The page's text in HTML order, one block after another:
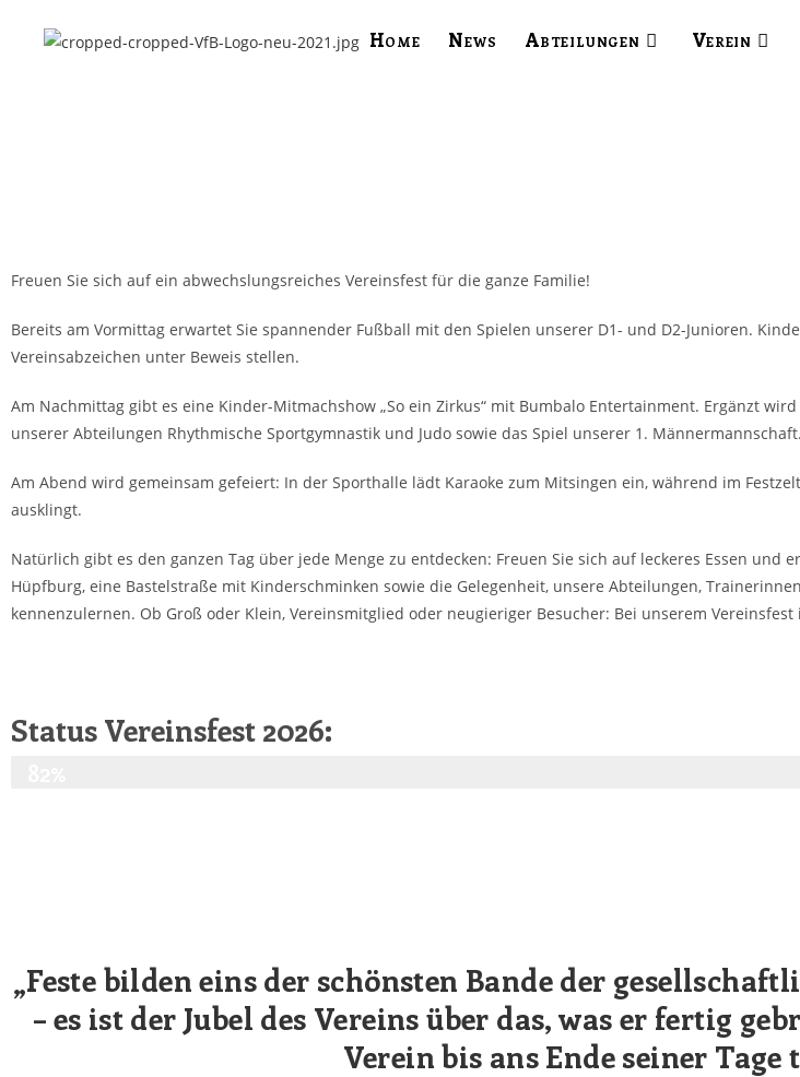
Home News Abteilungen Verein
Freuen Sie sich auf ein abwechslungsreiches Vereinsfest für die ganze Familie!
Bereits am Vormittag erwartet Sie spannender Fußball mit den Spielen unserer D1- und D2-Junioren.
Vereinsabzeichen unter Beweis stellen.
Am Nachmittag gibt es eine Kinder-Mitmachshow „So ein Zirkus“ mit Bumbalo Entertainment. Ergänzt
unserer Abteilungen Rhythmische Sportgymnastik und Judo sowie das Spiel unserer 1. Männermannschaft.
Am Abend wird gemeinsam gefeiert: In der Sporthalle lädt Karaoke zum Mitsingen ein, während im
ausklingt.
Natürlich gibt es den ganzen Tag über jede Menge zu entdecken: Freuen Sie sich auf leckeres Essen und
Hüpfburg, eine Bastelstraße mit Kinderschminken sowie die Gelegenheit, unsere Abteilungen,
kennenzulernen. Ob Groß oder Klein, Vereinsmitglied oder neugieriger Besucher: Bei unserem
Status Vereinsfest 2026:
„Feste bilden eins der schönsten Bande der
– es ist der Jubel des Vereins über das, was er fertig
Verein bis ans Ende seiner Tage